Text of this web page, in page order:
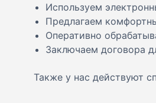
Используем
Предлагаем
Оперативно
Заключаем договора
Также у нас действуют